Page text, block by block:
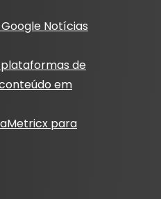
Google Notícias
plataformas de
em
para